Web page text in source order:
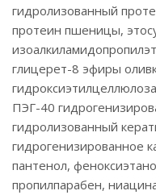
гидролизованный
протеин пшеницы,
глицерет-8 эфиры
ПЭГ-40
гидролизованный
гидрогенизированное
пантенол,
пропилпарабен,